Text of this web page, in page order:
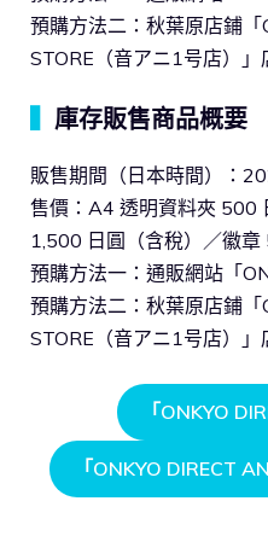
預購方法二：秋葉原店鋪「
STORE（音アニ1号店）」
庫存販售商品概要
販售期間（日本時間）：
售價：A4 透明資料夾 500
1,500 日圓（含稅）／徽章
預購方法一：通販網站「
預購方法二：秋葉原店鋪「
STORE（音アニ1号店）」
「ONKYO
「ONKYO DIRECT